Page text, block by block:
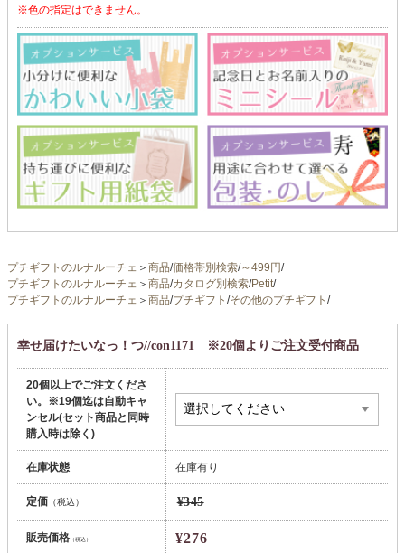
※色の指定はできません。
プチギフトのルナルーチェ ＞ 商品/価格帯別検索/～499円/
プチギフトのルナルーチェ ＞ 商品/カタログ別検索/Petit/
プチギフトのルナルーチェ ＞ 商品/プチギフト /その他のプチギフト /
幸せ届けたいなっ！つ//con1171 ※20個よりご注文受付商品
20個以上でご注文くださ
い。※19個迄は自動キャ
ンセル(セット商品と同時
購入時は除く)
在庫状態 在庫有り
定価（税込） ¥345
販売価格（税込） ¥276